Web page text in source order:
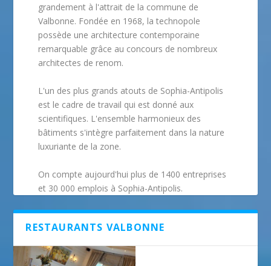
grandement à l'attrait de la commune de
Valbonne. Fondée en 1968, la technopole
possède une architecture contemporaine
remarquable grâce au concours de nombreux
architectes de renom.
L'un des plus grands atouts de Sophia-Antipolis
est le cadre de travail qui est donné aux
scientifiques. L'ensemble harmonieux des
bâtiments s'intègre parfaitement dans la nature
luxuriante de la zone.
On compte aujourd'hui plus de 1400 entreprises
et 30 000 emplois à Sophia-Antipolis.
RESTAURANTS VALBONNE